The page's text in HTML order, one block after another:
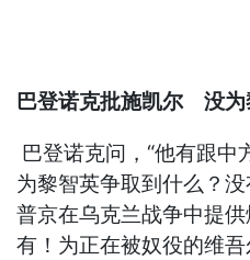
巴登诺克批施凯尔 没为
巴登诺克问，“他有跟中
为黎智英争取到什么？
普京在乌克兰战争中提
有！为正在被奴役的维